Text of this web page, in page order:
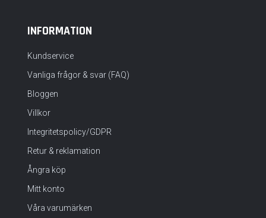
INFORMATION
Kundservice
Vanliga frågor & svar (FAQ)
Bloggen
Villkor
Integritetspolicy/GDPR
Retur & reklamation
Ångra köp
Mitt konto
Våra varumärken